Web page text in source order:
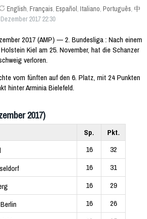
English, Français, Español, Italiano, Português, 中
2017 22:30
2017 (AMP) — 2. Bundesliga : Nach einem
Kiel am 25. November, hat die Schanzer
verloren.
vom fünften auf den 6. Platz, mit 24 Punkten
hinter Arminia Bielefeld.
2017)
Sp.
Pkt.
16
32
16
31
16
29
16
26